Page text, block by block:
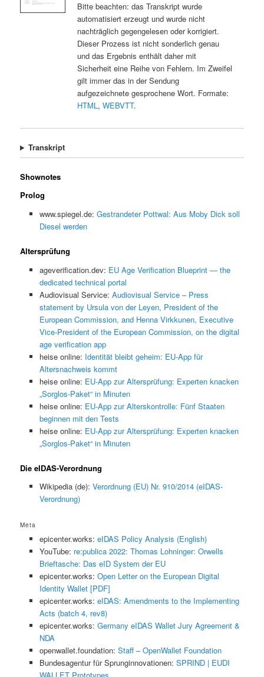
Bitte beachten: das Transkript wurde
automatisiert erzeugt und wurde nicht
nachträglich gegengelesen oder korrigiert.
Dieser Prozess ist nicht sonderlich genau
und das Ergebnis enthält daher mit
Sicherheit eine Reihe von Fehlern. Im Zweifel
gilt immer das in der Sendung
aufgezeichnete gesprochene Wort. Formate:
HTML, WEBVTT.
Transkript
Shownotes
Prolog
www.spiegel.de: Gestrandeter Pottwal: Aus Moby Dick soll
Diesel werden
Altersprüfung
ageverification.dev: EU Age Verification Blueprint — the
dedicated technical portal
Audiovisual Service: Audiovisual Service – Press
statement by Ursula von der Leyen, President of the
European Commission, and Henna Virkkunen, Executive
Vice-President of the European Commission, on the digital
age verification app
heise online: Identität bleibt geheim: EU-App für
Altersnachweis kommt
heise online: EU-App zur Altersprüfung: Experten knacken
„Sorglos-Paket“ in Minuten
heise online: EU-App zur Alterskontrolle: Fünf Staaten
beginnen mit den Tests
heise online: EU-App zur Altersprüfung: Experten knacken
„Sorglos-Paket“ in Minuten
Die eIDAS-Verordnung
Wikipedia (de): Verordnung (EU) Nr. 910/2014 (eIDAS-
Verordnung)
Meta
epicenter.works: eIDAS Policy Analysis (English)
YouTube: re:publica 2022: Thomas Lohninger: Orwells
Brieftasche: Das eID System der EU
epicenter.works: Open Letter on the European Digital
Identity Wallet [PDF]
epicenter.works: eIDAS: Amendments to the Implementing
Acts (batch 4, rev8)
epicenter.works: Germany eIDAS Wallet Jury Agreement &
NDA
openwallet.foundation: Staff – OpenWallet Foundation
Bundesagentur für Sprunginnovationen: SPRIND | EUDI